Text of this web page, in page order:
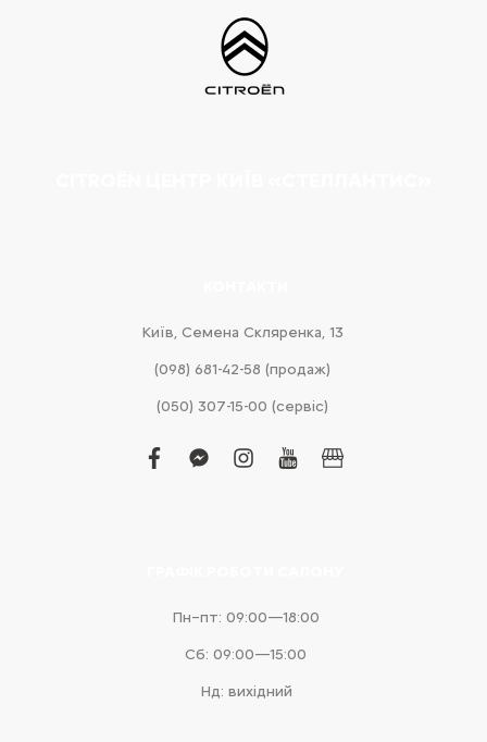
Київ, Cемена Скляренка, 13
(098) 681-42-58‬ (продаж)
(050) 307-15-00 (сервіс)
facebook
facebook-
instagram
youtubebusiness
Пн–пт: 09:00—18:00
Сб: 09:00—15:00
Нд: вихідний